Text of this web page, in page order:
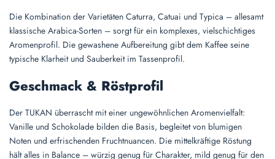
Die Kombination der Varietäten Caturra, Catuai und Typica – allesamt
klassische Arabica-Sorten – sorgt für ein komplexes, vielschichtiges
Aromenprofil. Die gewashene Aufbereitung gibt dem Kaffee seine
typische Klarheit und Sauberkeit im Tassenprofil.
Geschmack & Röstprofil
Der TUKAN überrascht mit einer ungewöhnlichen Aromenvielfalt:
Vanille und Schokolade bilden die Basis, begleitet von blumigen
Noten und erfrischenden Fruchtnuancen. Die mittelkräftige Röstung
hält alles in Balance – würzig genug für Charakter, mild genug für den